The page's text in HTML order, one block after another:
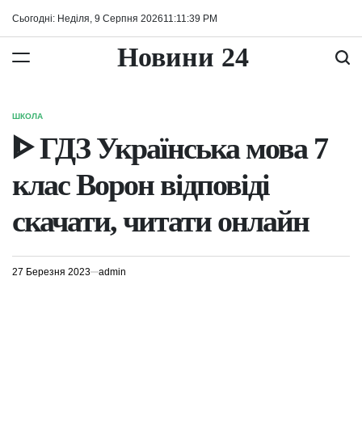
Сьогодні: Неділя, 9 Серпня 202611 :11 :39 PM
Новини 24
ОПУБЛІКУВАТИ
У
ШКОЛА
ᐈ ГДЗ Українська мова 7
клас Ворон відповіді
скачати, читати онлайн
27 Березня 2023 admin